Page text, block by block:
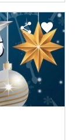
share favorite